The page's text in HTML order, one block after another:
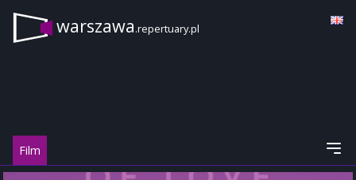
warszawa.repertuary.pl
Film